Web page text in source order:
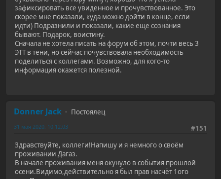
зафиксировать все увиденное и прочувствованное. Это
скорее мне показали, куда можно дойти в конце, если
идти) Подразнили и показали, какие еще сознания
бывают. Подарок, воистину.
Сначала не хотела писать на форум об этом, почти весь 3
ЭТТ в тени, но сейчас почувствовала необходимость
поделиться с коллегами. Возможно, для кого-то
информация окажется полезной.
Donner Jack
Постоялец
#151
31 мая 2020, 10:12:03
Здравствуйте, коллеги!Напишу и я немного о своём
проживании Дагаз.
В начале проживания меня окунуло в события прошлой
осени.Видимо,действительно я был прав насчёт 1ого